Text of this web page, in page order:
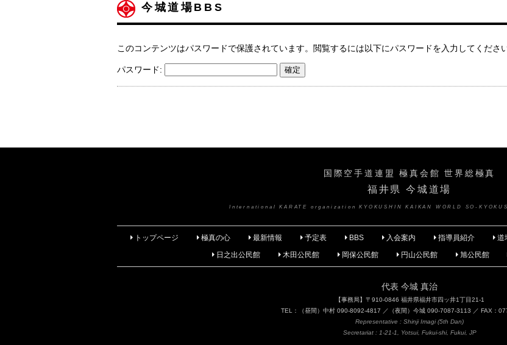
今城道場BBS
このコンテンツはパスワードで保護されています。閲覧するには以下にパスワードを入力してください
パスワード:
国際空手道連盟 極真会館 世界総極真
福井県 今城道場
International KARATE organization KYOKUSHIN KAIKAN WORLD SO-
トップページ 極真の心 最新情報 予定表 BBS 入会案内 指導員紹介 道
日之出公民館
木田公民館 岡保公民館 円山公民館 旭公民館
代表 今城 真治
【事務局】〒910-0846 福井県福井市四ッ井1丁目21-1
TEL：（昼間）中村 090-8092-4817 ／（夜間）今城 090-7087-3113 ／ FAX：
Representative : Shinji Imagi (5th Dan)
Secretariat : 1-21-1, Yotsui, Fukui-shi, Fukui, JP